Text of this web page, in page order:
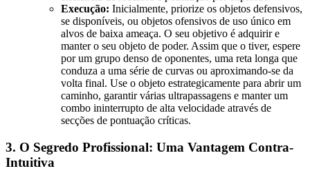
Execução: Inicialmente, priorize os objetos defensivos,
se disponíveis, ou objetos ofensivos de uso único em
alvos de baixa ameaça. O seu objetivo é adquirir e
manter o seu objeto de poder. Assim que o tiver, espere
por um grupo denso de oponentes, uma reta longa que
conduza a uma série de curvas ou aproximando-se da
volta final. Use o objeto estrategicamente para abrir um
caminho, garantir várias ultrapassagens e manter um
combo ininterrupto de alta velocidade através de
secções de pontuação críticas.
3. O Segredo Profissional: Uma Vantagem Contra-
Intuitiva